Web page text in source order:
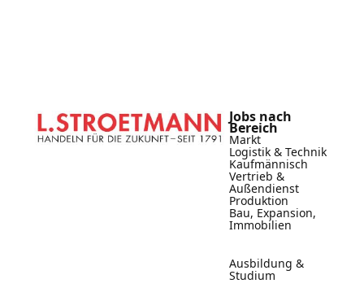
Jobs nach
Bereich
Markt
Logistik & Technik
Kaufmännisch
Vertrieb &
Außendienst
Produktion
Bau, Expansion,
Immobilien
Ausbildung &
Studium